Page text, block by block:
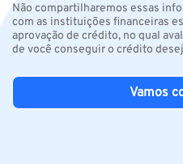
Não compartilharemos essas
com as instituições financeiras
aprovação de crédito, no qual
de você conseguir o crédito
Vamos